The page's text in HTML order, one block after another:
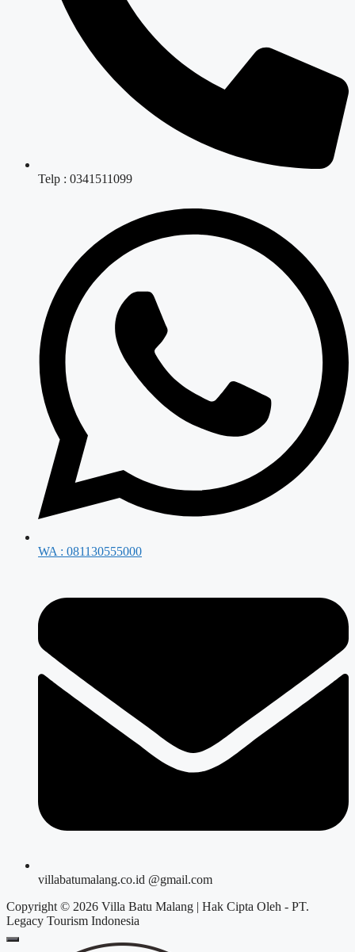
Telp : 0341511099
WA : 081130555000
villabatumalang.co.id @gmail.com
Copyright © 2026 Villa Batu Malang | Hak Cipta Oleh - PT.
Legacy Tourism Indonesia